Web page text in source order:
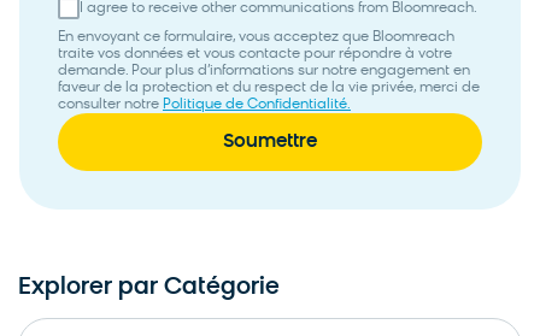
I agree to receive other communications from Bloomreach.
En envoyant ce formulaire, vous acceptez que Bloomreach
traite vos données et vous contacte pour répondre à votre
demande. Pour plus d’informations sur notre engagement en
faveur de la protection et du respect de la vie privée, merci de
consulter notre Politique de Confidentialité.
Explorer par Catégorie